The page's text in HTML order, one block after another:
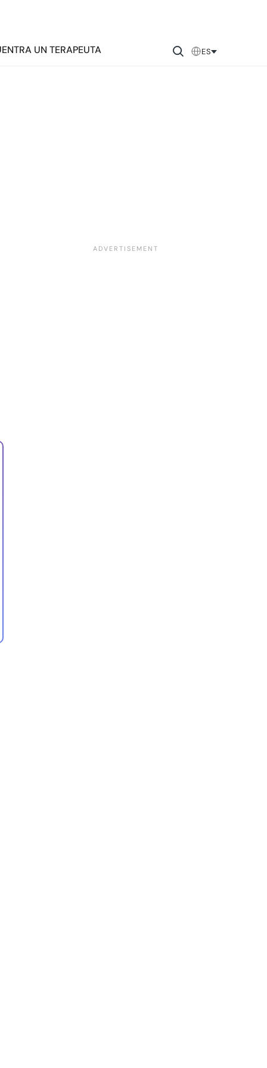
UN TERAPEUTA ES